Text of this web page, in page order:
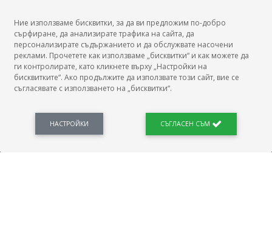
БГ Заплати
Новини, законови нормативи, кариерно ориентиране. Списък на всички
професии и трудови характеристики. Минимален облагаем доход. Калкулатор
Ние използваме бисквитки, за да ви предложим по-добро
сърфиране, да анализирате трафика на сайта, да
персонализирате съдържанието и да обслужвате насочени
реклами. Прочетете как използваме „бисквитки“ и как можете да
ги контролирате, като кликнете върху „Настройки на
бисквитките“. Ако продължите да използвате този сайт, вие се
съгласявате с използването на „бисквитки“.
НАСТРОЙКИ СЪГЛАСЕН СЪМ